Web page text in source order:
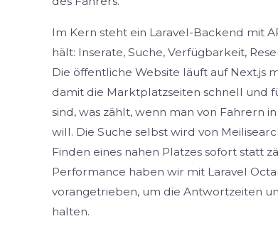
Im Kern steht ein Laravel-Backend mit
hält: Inserate, Suche, Verfügbarkeit,
Die öffentliche Website läuft auf Next.js
damit die Marktplatzseiten schnell und
sind, was zählt, wenn man von Fahrern
will. Die Suche selbst wird von
Finden eines nahen Platzes sofort statt
Performance haben wir mit Laravel
vorangetrieben, um die Antwortzeiten
halten.